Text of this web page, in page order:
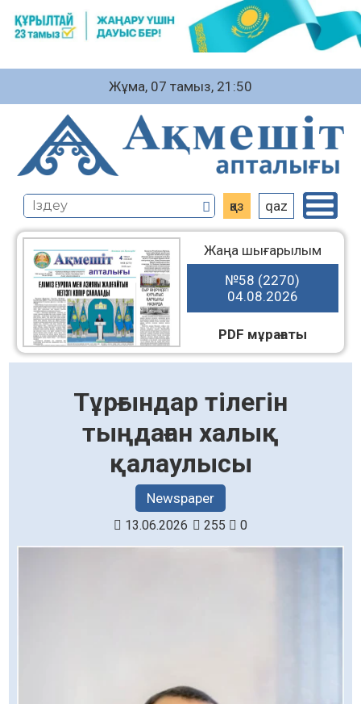
Жұма, 07 тамыз, 21:50
қаз qaz
Жаңа шығарылым
№58 (2270)
04.08.2026
PDF мұрағаты
Тұрғындар тілегін
тыңдаған халық
қалаулысы
Newspaper
13.06.2026 255 0